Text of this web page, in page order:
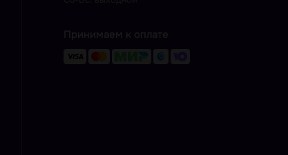
Принимаем к оплате